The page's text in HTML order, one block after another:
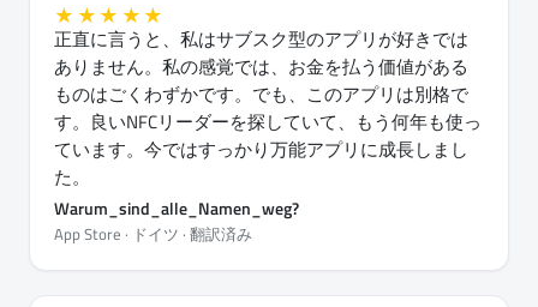
★★★★★
正直に言うと、私はサブスク型のアプリが好きでは
ありません。私の感覚では、お金を払う価値がある
ものはごくわずかです。でも、このアプリは別格で
す。良いNFCリーダーを探していて、もう何年も使っ
ています。今ではすっかり万能アプリに成長しまし
た。
Warum_sind_alle_Namen_weg?
App Store · ドイツ · 翻訳済み